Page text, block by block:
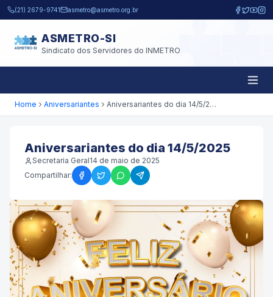
Pular para o conteúdo principal
(21) 2679-9741 asmetro@asmetro.org.br
ASMETRO-SI
Sindicato dos Servidores do INMETRO
Home Aniversariantes Aniversariantes do dia 14/5/2025
Aniversariantes do dia 14/5/2025
Secretaria Geral14 de maio de 2025
Compartilhar: